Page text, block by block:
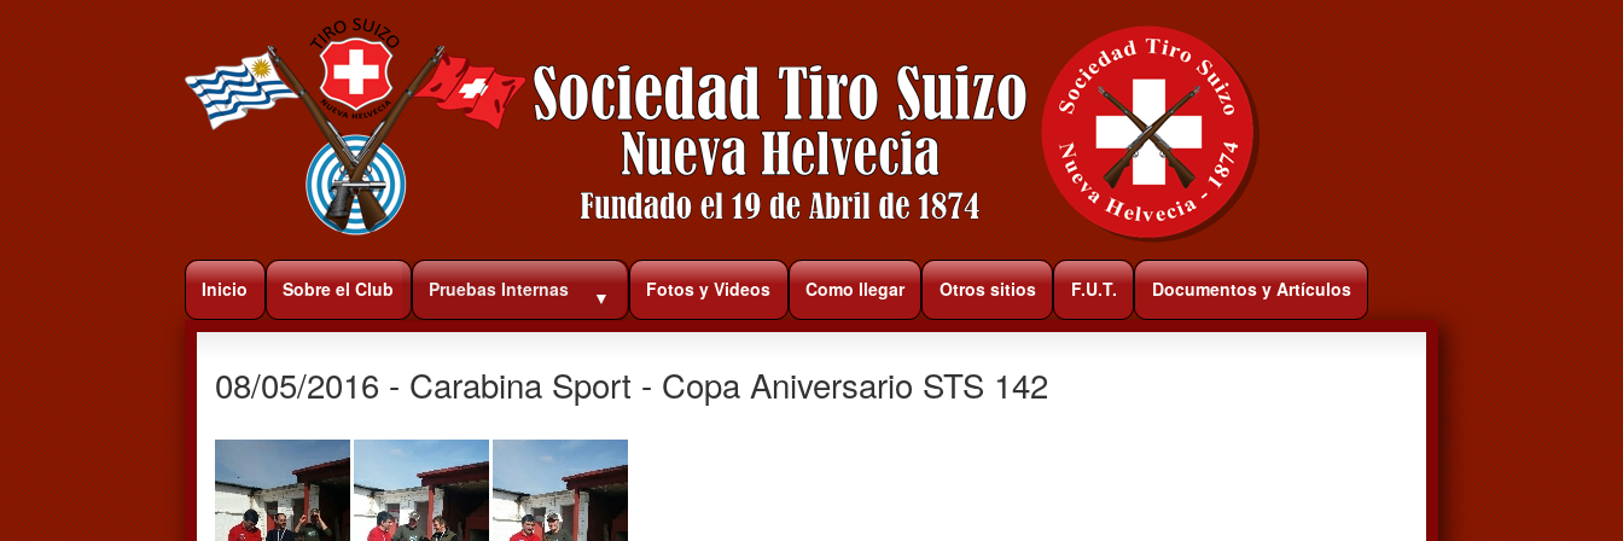
Inicio Sobre el Club Pruebas Internas ▼ Fotos y Videos Como llegar Otros sitios F.U.T. Documentos y Artículos
08/05/2016 - Carabina Sport - Copa Aniversario STS 142